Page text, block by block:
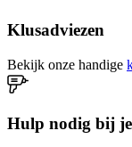
Klusadviezen
Bekijk onze handige
Hulp nodig bij